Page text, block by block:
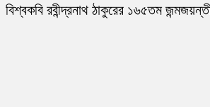
বিশ্বকবি রবীন্দ্রনাথ ঠাকুরের ১৬৫তম